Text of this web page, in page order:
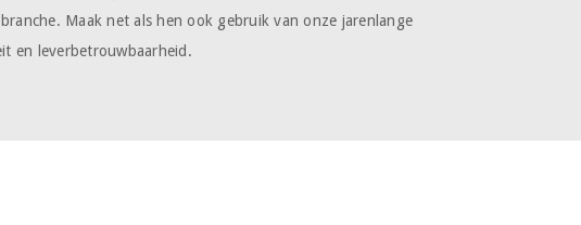
Maak net als hen ook gebruik van onze jarenlange
en leverbetrouwbaarheid.